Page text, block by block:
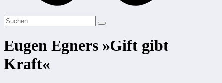
Eugen Egners »Gift gibt
Kraft«